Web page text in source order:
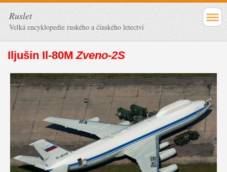
Ruslet
Velká encyklopedie ruského a čínského letectví
Iljušin Il-80MZveno-2S